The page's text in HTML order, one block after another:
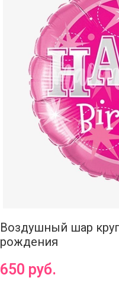
Воздушный шар
рождения
650 руб.